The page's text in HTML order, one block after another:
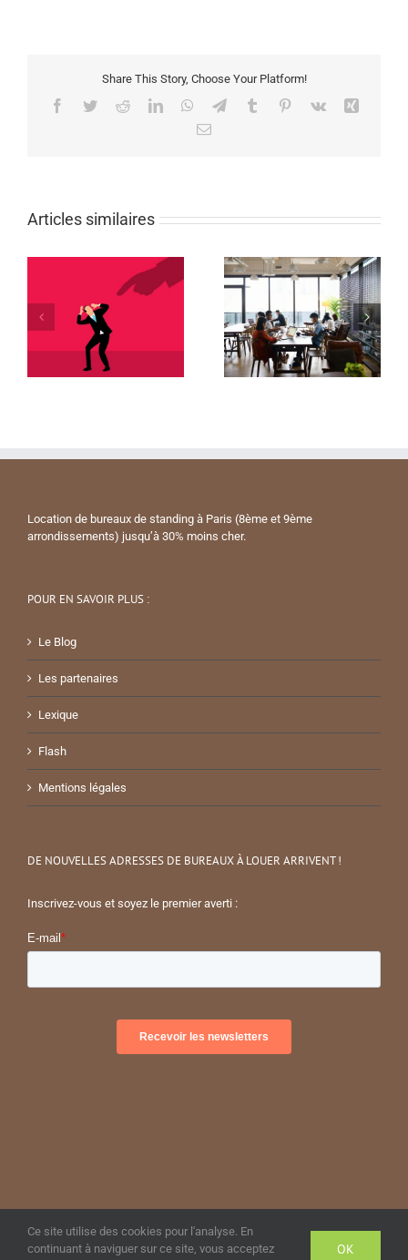
Share This Story, Choose Your Platform!
Facebook
TwitterRedditLinkedInWhatsApp
TelegramTumblr Pinterest
Vk
Email
Articles similaires
Location de bureaux de standing à Paris (8ème et 9ème
arrondissements) jusqu’à 30% moins cher.
POUR EN SAVOIR PLUS :
Le Blog
Les partenaires
Lexique
Flash
Mentions légales
DE NOUVELLES ADRESSES DE BUREAUX À LOUER ARRIVENT !
Inscrivez-vous et soyez le premier averti :
© Copyright Symphony Partners
FacebookLinkedIn
Ce site utilise des cookies pour l'analyse. En
continuant à naviguer sur ce site, vous acceptez
OK